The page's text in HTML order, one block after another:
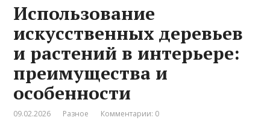
Использование
искусственных деревьев
и растений в интерьере:
преимущества и
особенности
09.02.2026 Разное Комментарии: 0